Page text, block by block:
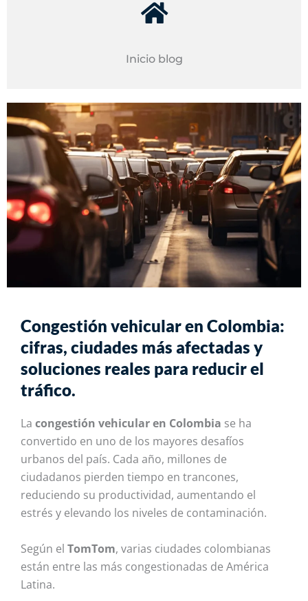
Inicio blog
Congestión vehicular en Colombia:
cifras, ciudades más afectadas y
soluciones reales para reducir el
tráfico.
La congestión vehicular en Colombia se ha
convertido en uno de los mayores desafíos
urbanos del país. Cada año, millones de
ciudadanos pierden tiempo en trancones,
reduciendo su productividad, aumentando el
estrés y elevando los niveles de contaminación.
Según el TomTom, varias ciudades colombianas
están entre las más congestionadas de América
Latina.